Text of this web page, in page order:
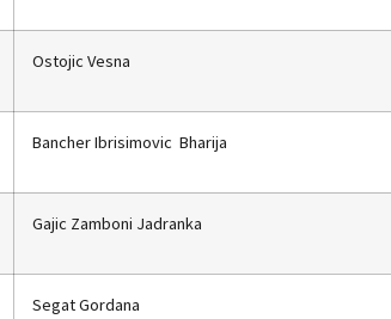
Ostojic Vesna
Bancher Ibrisimovic Bharija
Gajic Zamboni Jadranka
Segat Gordana